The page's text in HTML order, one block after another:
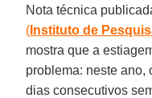
Nota técnica
( Instituto de
mostra que a
problema: neste ano,
dias consecutivos